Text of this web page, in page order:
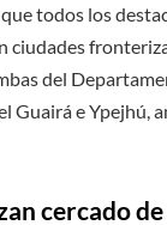
todos los
ciudades
del
Guairá e Ypejhú,
cercado